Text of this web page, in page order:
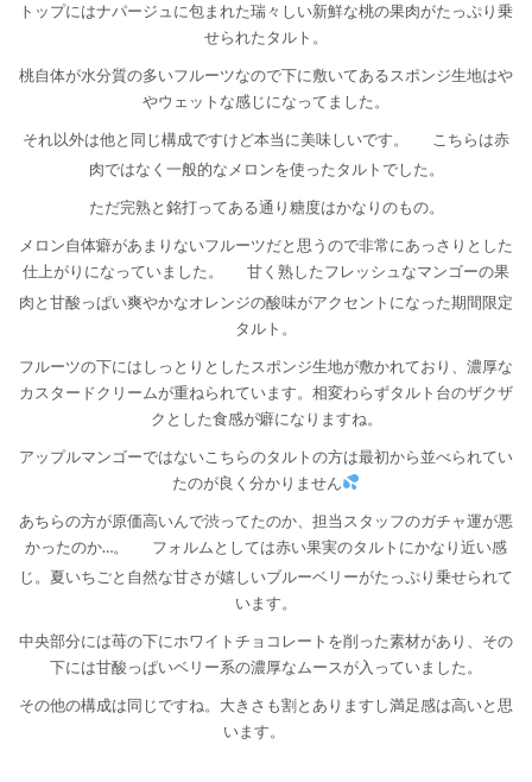
トップにはナパージュに包まれた瑞々しい新鮮な桃の果肉がたっぷり乗
せられたタルト。
桃自体が水分質の多いフルーツなので下に敷いてあるスポンジ生地はや
やウェットな感じになってました。
それ以外は他と同じ構成ですけど本当に美味しいです。
こちらは赤
肉ではなく一般的なメロンを使ったタルトでした。
ただ完熟と銘打ってある通り糖度はかなりのもの。
メロン自体癖があまりないフルーツだと思うので非常にあっさりとした
仕上がりになっていました。
甘く熟したフレッシュなマンゴーの果
肉と甘酸っぱい爽やかなオレンジの酸味がアクセントになった期間限定
タルト。
フルーツの下にはしっとりとしたスポンジ生地が敷かれており、濃厚な
カスタードクリームが重ねられています。相変わらずタルト台のザクザ
クとした食感が癖になりますね。
アップルマンゴーではないこちらのタルトの方は最初から並べられてい
たのが良く分かりません
あちらの方が原価高いんで渋ってたのか、担当スタッフのガチャ運が悪
かったのか…。
フォルムとしては赤い果実のタルトにかなり近い感
じ。夏いちごと自然な甘さが嬉しいブルーベリーがたっぷり乗せられて
います。
中央部分には苺の下にホワイトチョコレートを削った素材があり、その
下には甘酸っぱいベリー系の濃厚なムースが入っていました。
その他の構成は同じですね。大きさも割とありますし満足感は高いと思
います。